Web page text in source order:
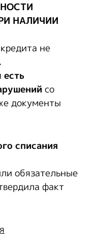
НАЛИЧИИ
не
есть
со
документы
списания
обязательные
факт